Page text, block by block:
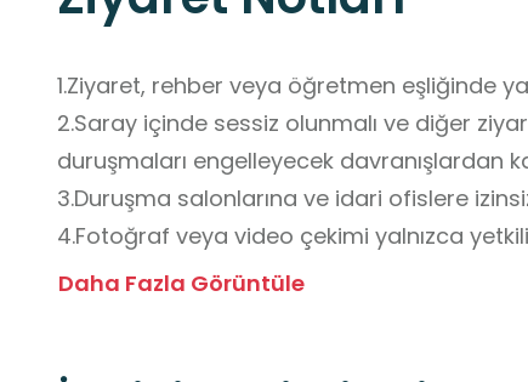
1.Ziyaret, rehber veya öğretmen eşliğinde
2.Saray içinde sessiz olunmalı ve diğer
duruşmaları engelleyecek davranışlardan
3.Duruşma salonlarına ve idari ofislere
4.Fotoğraf veya video çekimi yalnızca
5.Grup halinde hareket edilmeli,
Daha Fazla Görüntüle